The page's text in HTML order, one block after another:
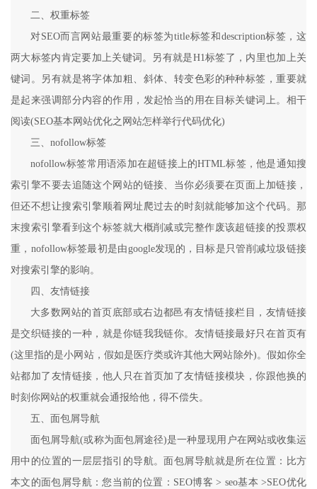
二、权重标签
对SEO而言网站最重要的标签为title标签和description标签，这
两大标签内肯定要加上关键词。另有就是H1标签了，内里也加上关
键词。另有就是将字体加粗、斜体、转变色彩的种种标签，重要就
是起来强调部分内容的作用，发起恰当的用在目标关键词上。相干
阅读(SEO基本网站优化之网站怎样举行代码优化)
三、nofollow标签
nofollow标签常用语添加在超链接上的HTML标签，他是通知搜
索引擎不要去追随这个网站的链接、当你必须要在页面上加链接，
但还不想让搜索引擎顺着网址爬过去的时刻就能够加这个代码。那
末搜索引擎看到这个标签就大概削减或完整作废该超链接的投票权
重，nofollow标签最初是由google发现的，目标是只管削减垃圾链接
对搜索引擎的影响。
四、友情链接
大多数网站的首页底部或右边都邑有友情链接栏目，友情链接
是交织链接的一种，就是你链我我链你。友情链接最好只在首页有
(这里指的是小网站，假如是医疗类或许其他大网站除外)。假如你全
站都加了友情链接，他人只在首页加了友情链接模块，你跟他换的
时刻你网站的权重就会通报给他，得不偿失。
五、面包屑导航
面包屑导航(或称为面包屑途径)是一种显现用户在网站或收集运
用中的位置的一层层指引的导航。面包屑导航就是所在位置：比方
本文的面包屑导航：您当前的位置：SEO博客 > seo基本 >SEO优化